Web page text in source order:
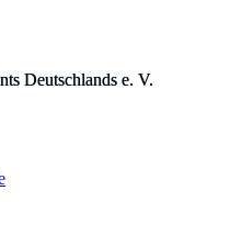
Deutschlands e. V.